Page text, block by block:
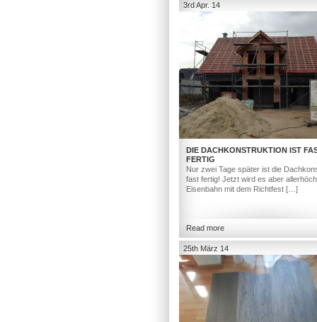
3rd Apr. 14
DIE DACHKONSTRUKTION IST
FERTIG
Nur zwei Tage später ist die
fast fertig! Jetzt wird es aber
Eisenbahn mit dem Richtfest […]
Read more
25th März 14